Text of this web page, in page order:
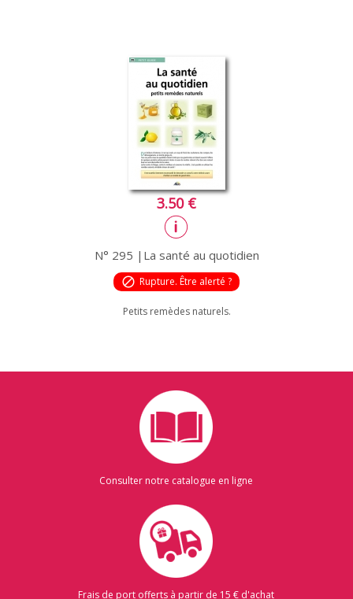
3.50 €
N° 295 |La santé au quotidien
block Rupture. Être alerté ?
Petits remèdes naturels.
Consulter notre catalogue en ligne
Frais de port offerts à partir de 15 € d'achat